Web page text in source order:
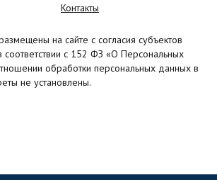
Контакты
на сайте с согласия субъектов
соответствии с 152 ФЗ «О Персональных
обработки персональных данных в
не установлены.